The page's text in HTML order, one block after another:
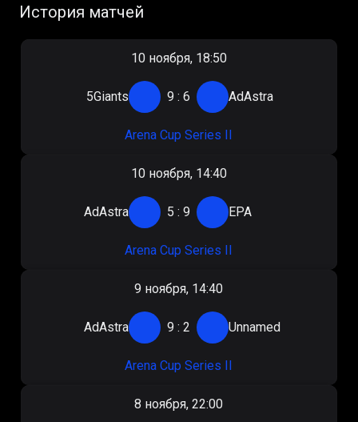
История матчей
10 ноября, 18:50
5Giants 9 :6 AdAstra
Arena Cup Series II
10 ноября, 14:40
AdAstra 5 :9 EPA
Arena Cup Series II
9 ноября, 14:40
AdAstra 9 :2 Unnamed
Arena Cup Series II
8 ноября, 22:00